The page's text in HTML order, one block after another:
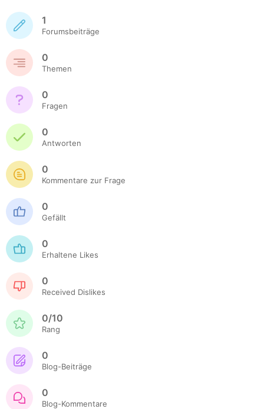
1
Forumsbeiträge
0
Themen
0
Fragen
0
Antworten
0
Kommentare zur Frage
0
Gefällt
0
Erhaltene Likes
0
Received Dislikes
0/10
Rang
0
Blog-Beiträge
0
Blog-Kommentare